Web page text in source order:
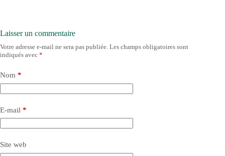
Laisser un commentaire
Votre adresse e-mail ne sera pas publiée. Les champs obligatoires sont
indiqués avec *
Nom *
E-mail *
Site web